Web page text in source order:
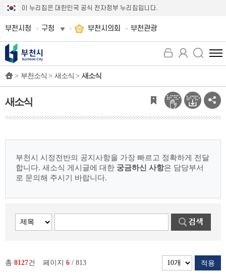
이 누리집은 대한민국 공식 전자정부 누리집입니다.
부천시청 구청 부천시의회 부천관광
전
체
뉴
보
기
> 부천소식 > 새소식 > 새소식
새소식
부천시 시정전반의 공지사항을 가장 빠르고 정확하게 전달
합니다. 새소식 게시글에 대한 궁금하신 사항은 담당부서
로 문의해 주시기 바랍니다.
총 8127건 페이지 6 / 813 적용